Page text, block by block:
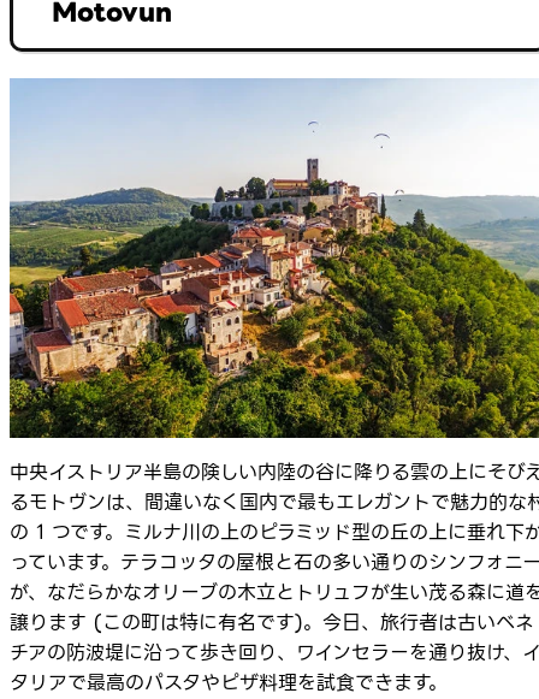
Motovun
中央イストリア半島の険しい内陸の谷に降りる雲の上にそび
るモトヴンは、間違いなく国内で最もエレガントで魅力的な
の 1 つです。ミルナ川の上のピラミッド型の丘の上に垂れ下
っています。テラコッタの屋根と石の多い通りのシンフォニ
が、なだらかなオリーブの木立とトリュフが生い茂る森に道
譲ります (この町は特に有名です)。今日、旅行者は古いベネ
チアの防波堤に沿って歩き回り、ワインセラーを通り抜け、
タリアで最高のパスタやピザ料理を試食できます。